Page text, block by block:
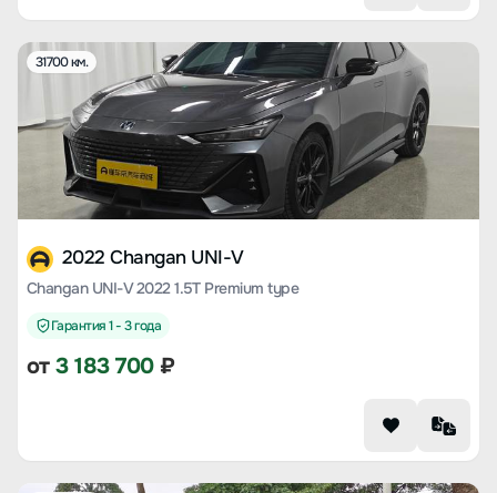
31700 км.
2022 Changan UNI-V
Changan UNI-V 2022 1.5T Premium type
Гарантия 1 - 3 года
от3 183 700₽